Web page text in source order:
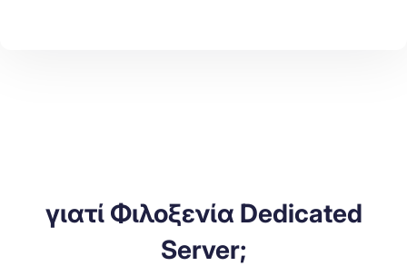
γιατί Φιλοξενία Dedicated
Server;